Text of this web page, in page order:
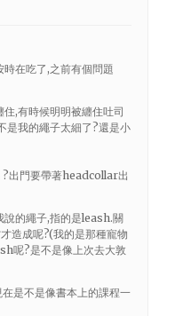
在吃了,之前有個問題
,有時候明明被纏住吐司
是我的繩子太細了?還是小
出門要帶著headcollar出
說的繩子,指的是leash.關
造成呢?(我的是那種寵物
呢?是不是像上次去大敦
是不是像書本上的課程一